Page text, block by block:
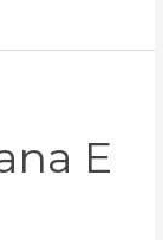
E